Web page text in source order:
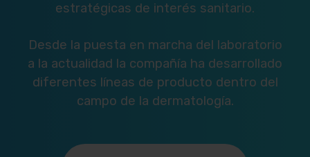
estratégicas de interés sanitario.
Desde la puesta en marcha del laboratorio
a la actualidad la compañía ha desarrollado
diferentes líneas de producto dentro del
campo de la dermatología.